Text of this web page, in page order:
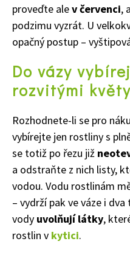
65 Kč
Objednat >
Naše krásná
proveďte alev červenci,
podzimu vyzrát. U
opačný postup –
Do vázy
rozvitými květy
Rozhodnete-li se pro
vybírejte jen rostliny s
se totiž po řezu již
a odstraňte z nich listy,
vodou. Vodu rostlinám
– vydrží pak ve váze i
vody uvolňují látky,
rostlin v kytici.